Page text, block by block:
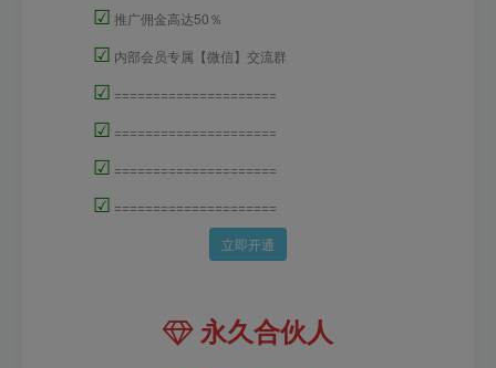
☑ 推广佣金高达50％
☑ 内部会员专属【微信】交流群
☑ =====================
☑ =====================
☑ =====================
☑ =====================
立即开通
永久合伙人